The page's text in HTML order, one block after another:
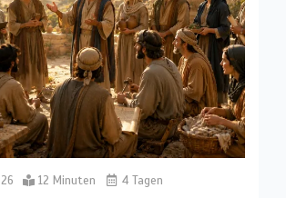
12 Minuten 4 Tagen